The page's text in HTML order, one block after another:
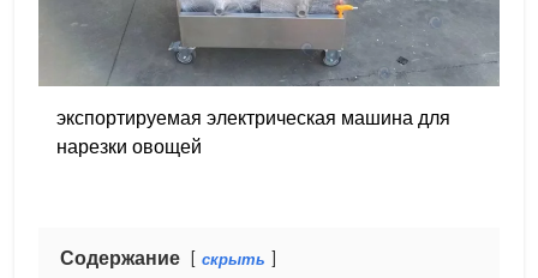
экспортируемая электрическая машина для
нарезки овощей
Содержание скрыть